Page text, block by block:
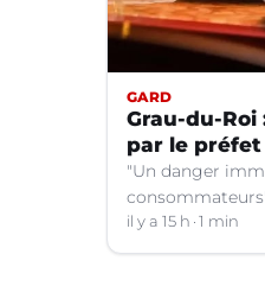
GARD
Grau-du-
par le préfet
"Un danger
il y a 15 h 1 min